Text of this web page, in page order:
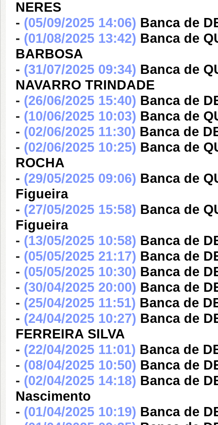
NERES
- (05/09/2025 14:06) Banca de
- (01/08/2025 13:42) Banca de
BARBOSA
- (31/07/2025 09:34) Banca de
NAVARRO TRINDADE
- (26/06/2025 15:40) Banca de
- (10/06/2025 10:03) Banca de
- (02/06/2025 11:30) Banca de
- (02/06/2025 10:25) Banca de
ROCHA
- (29/05/2025 09:06) Banca de
Figueira
- (27/05/2025 15:58) Banca de
Figueira
- (13/05/2025 10:58) Banca de
- (05/05/2025 21:17) Banca de
- (05/05/2025 10:30) Banca de
- (30/04/2025 20:00) Banca de
- (25/04/2025 11:51) Banca de
- (24/04/2025 10:27) Banca de
FERREIRA SILVA
- (22/04/2025 11:01) Banca de
- (08/04/2025 10:50) Banca de
- (02/04/2025 14:18) Banca de
Nascimento
- (01/04/2025 10:19) Banca de